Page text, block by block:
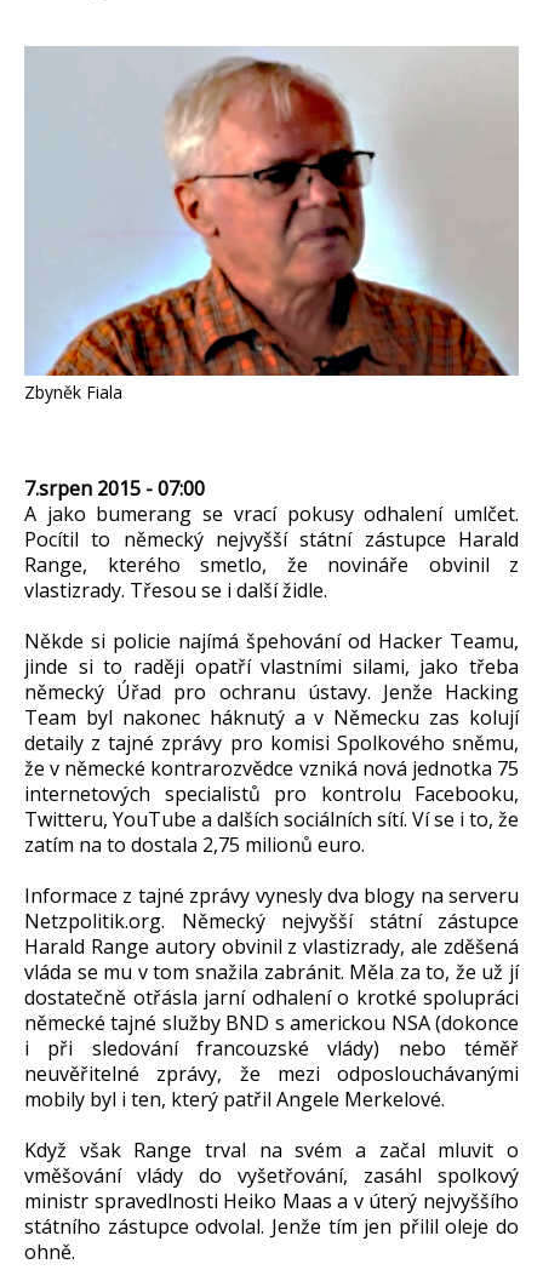
Zbyněk Fiala
7.srpen 2015 - 07:00
A jako bumerang se vrací pokusy odhalení umlčet.
Pocítil to německý nejvyšší státní zástupce Harald
Range, kterého smetlo, že novináře obvinil z
vlastizrady. Třesou se i další židle.
Někde si policie najímá špehování od Hacker Teamu,
jinde si to raději opatří vlastními silami, jako třeba
německý Úřad pro ochranu ústavy. Jenže Hacking
Team byl nakonec háknutý a v Německu zas kolují
detaily z tajné zprávy pro komisi Spolkového sněmu,
že v německé kontrarozvědce vzniká nová jednotka 75
internetových specialistů pro kontrolu Facebooku,
Twitteru, YouTube a dalších sociálních sítí. Ví se i to, že
zatím na to dostala 2,75 milionů euro.
Informace z tajné zprávy vynesly dva blogy na serveru
Netzpolitik.org. Německý nejvyšší státní zástupce
Harald Range autory obvinil z vlastizrady, ale zděšená
vláda se mu v tom snažila zabránit. Měla za to, že už jí
dostatečně otřásla jarní odhalení o krotké spolupráci
německé tajné služby BND s americkou NSA (dokonce
i při sledování francouzské vlády) nebo téměř
neuvěřitelné zprávy, že mezi odposlouchávanými
mobily byl i ten, který patřil Angele Merkelové.
Když však Range trval na svém a začal mluvit o
vměšování vlády do vyšetřování, zasáhl spolkový
ministr spravedlnosti Heiko Maas a v úterý nejvyššího
státního zástupce odvolal. Jenže tím jen přilil oleje do
ohně.